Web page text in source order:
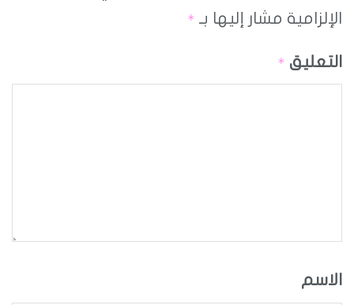
الإلزامية مشار إليها بـ *
التعليق *
الاسم